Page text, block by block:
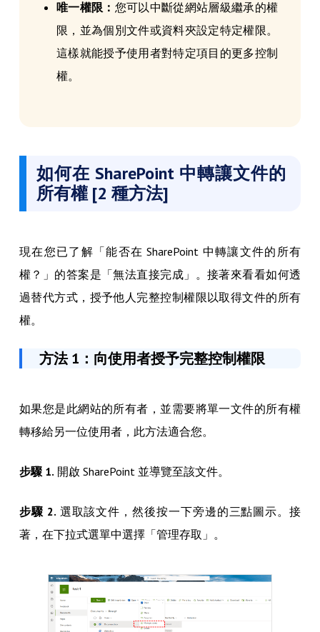
唯一權限： 您可以中斷從網站層級繼承的權
限，並為個別文件或資料夾設定特定權限。
這樣就能授予使用者對特定項目的更多控制
權。
如何在 SharePoint 中轉讓文件的
所有權 [2 種方法]
現在您已了解「能否在 SharePoint 中轉讓文件的所有
權？」的答案是「無法直接完成」。接著來看看如何透
過替代方式，授予他人完整控制權限以取得文件的所有
權。
方法 1：向使用者授予完整控制權限
如果您是此網站的所有者，並需要將單一文件的所有權
轉移給另一位使用者，此方法適合您。
步驟 1. 開啟 SharePoint 並導覽至該文件。
步驟 2. 選取該文件，然後按一下旁邊的三點圖示。接
著，在下拉式選單中選擇「管理存取」。